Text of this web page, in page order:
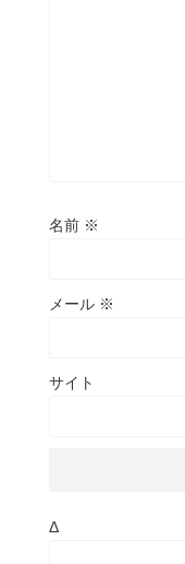
名前 ※
メール ※
サイト
Δ